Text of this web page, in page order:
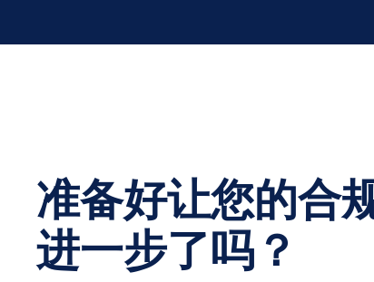
准备好让您的合
进一步了吗？